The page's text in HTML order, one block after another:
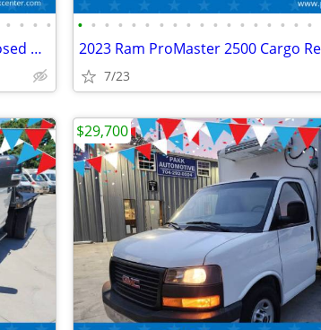
• • • •
2023 Chevrolet Express 3500 KUV Enclosed Utility Service Plumber Truck
• • • • • • • • • • • • • • • • • •
7/23
$29,700